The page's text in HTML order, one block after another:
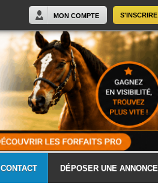
S'INSCRIRE
MON COMPTE
CONTACT DÉPOSER UNE ANNONCE